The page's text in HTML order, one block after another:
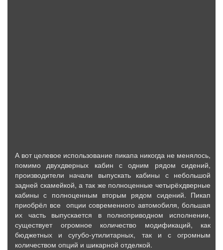
А вот целевое использование пикапа никогда не менялось,
помимо двухдверных кабин с одним рядом сидений,
производители начали выпускать кабины с небольшой
задней скамейкой, а так же полноценные четырёхдверные
кабины с полноценным вторым рядом сидений. Пикап
приобрёл все опции современного автомобиля, большая
их часть выпускается в полноприводном исполнении,
существует огромное количество модификаций, как
бюджетных и сугубо-утилитарных, так и с огромным
количеством опций и шикарной отделкой.